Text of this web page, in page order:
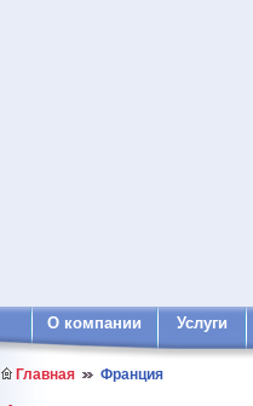
О компании Услуги
Главная Франция